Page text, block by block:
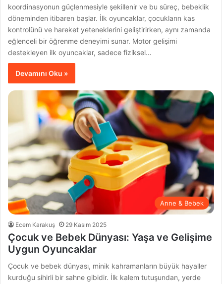
koordinasyonun güçlenmesiyle şekillenir ve bu süreç, bebeklik
döneminden itibaren başlar. İlk oyuncaklar, çocukların kas
kontrolünü ve hareket yeteneklerini geliştirirken, aynı zamanda
eğlenceli bir öğrenme deneyimi sunar. Motor gelişimi
destekleyen ilk oyuncaklar, sadece fiziksel…
Devamını Oku »
Anne & Bebek
Ecem Karakuş 29 Kasım 2025
Çocuk ve Bebek Dünyası: Yaşa ve Gelişime
Uygun Oyuncaklar
Çocuk ve bebek dünyası, minik kahramanların büyük hayaller
kurduğu sihirli bir sahne gibidir. İlk kalem tutuşundan, yerde